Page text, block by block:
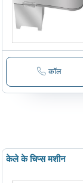
कॉल
केले के चिप्स मशीन